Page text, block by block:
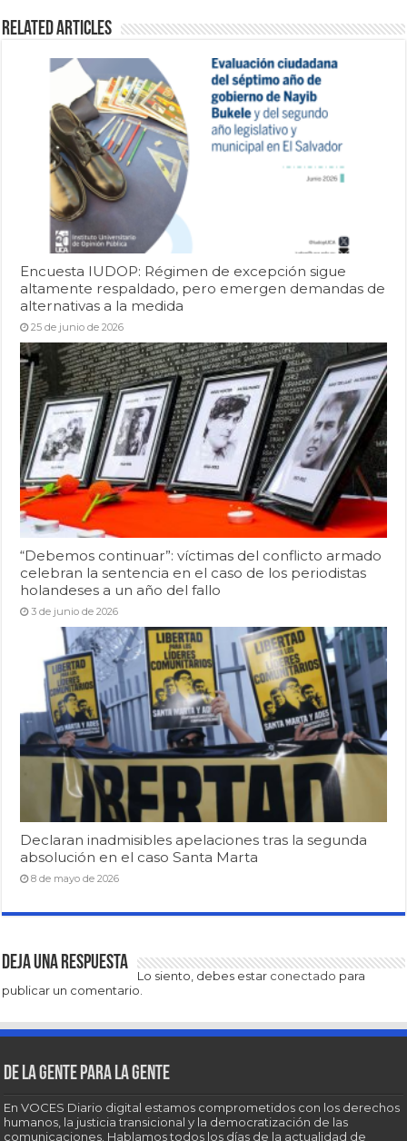
Related Articles
Encuesta IUDOP: Régimen de excepción sigue
altamente respaldado, pero emergen demandas de
alternativas a la medida
25 de junio de 2026
“Debemos continuar”: víctimas del conflicto armado
celebran la sentencia en el caso de los periodistas
holandeses a un año del fallo
3 de junio de 2026
Declaran inadmisibles apelaciones tras la segunda
absolución en el caso Santa Marta
8 de mayo de 2026
Deja una respuesta
Lo siento, debes estar conectado para
publicar un comentario.
De la gente para la gente
En VOCES Diario digital estamos comprometidos con los derechos
humanos, la justicia transicional y la democratización de las
comunicaciones. Hablamos todos los días de la actualidad de